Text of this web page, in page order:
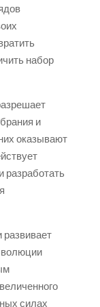
набор
и
оказывают
разработать
развивает
силах